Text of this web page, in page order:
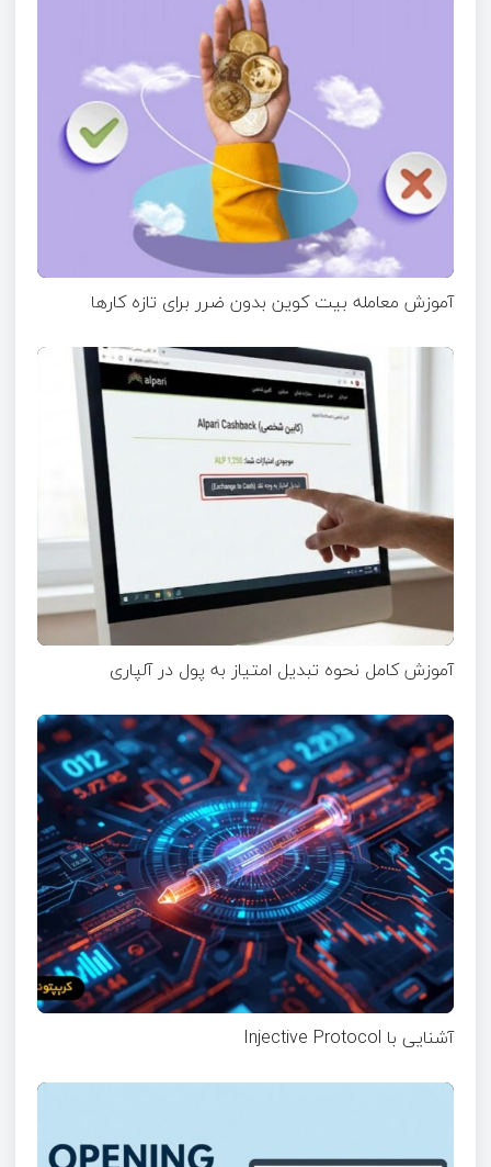
آموزش معامله بیت کوین بدون ضرر برای تازه ‌کارها
آموزش کامل نحوه تبدیل امتیاز به پول در آلپاری
آشنایی با Injective Protocol